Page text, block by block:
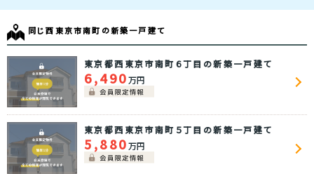
同じ西東京市南町の新築一戸建て
東京都西東京市南町６丁目の新築一戸建て
6,490万円
東京都西東京市南町５丁目の新築一戸建て
5,880万円